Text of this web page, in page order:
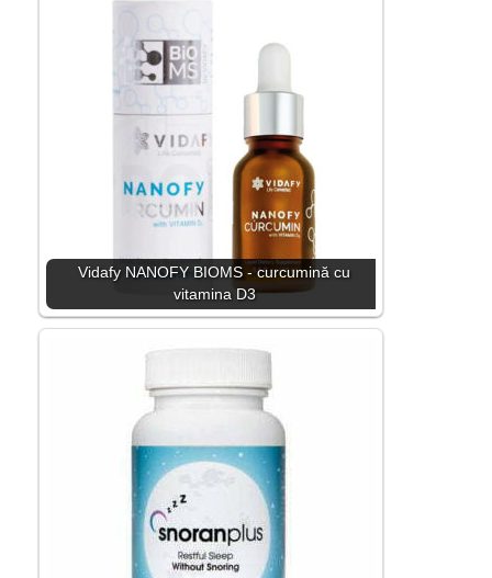
Vidafy NANOFY BIOMS - curcumină cu
vitamina D3